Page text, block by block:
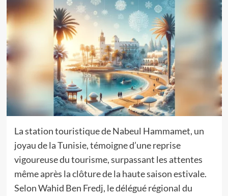
La station touristique de Nabeul Hammamet, un
joyau de la Tunisie, témoigne d’une reprise
vigoureuse du tourisme, surpassant les attentes
même après la clôture de la haute saison estivale.
Selon Wahid Ben Fredj, le délégué régional du